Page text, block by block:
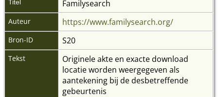
Titel Familysearch
Auteur https://www.familysearch.org/
Bron-ID S20
Tekst
Originele akte en exacte download
locatie worden weergegeven als
aantekening bij de desbetreffende
gebeurtenis